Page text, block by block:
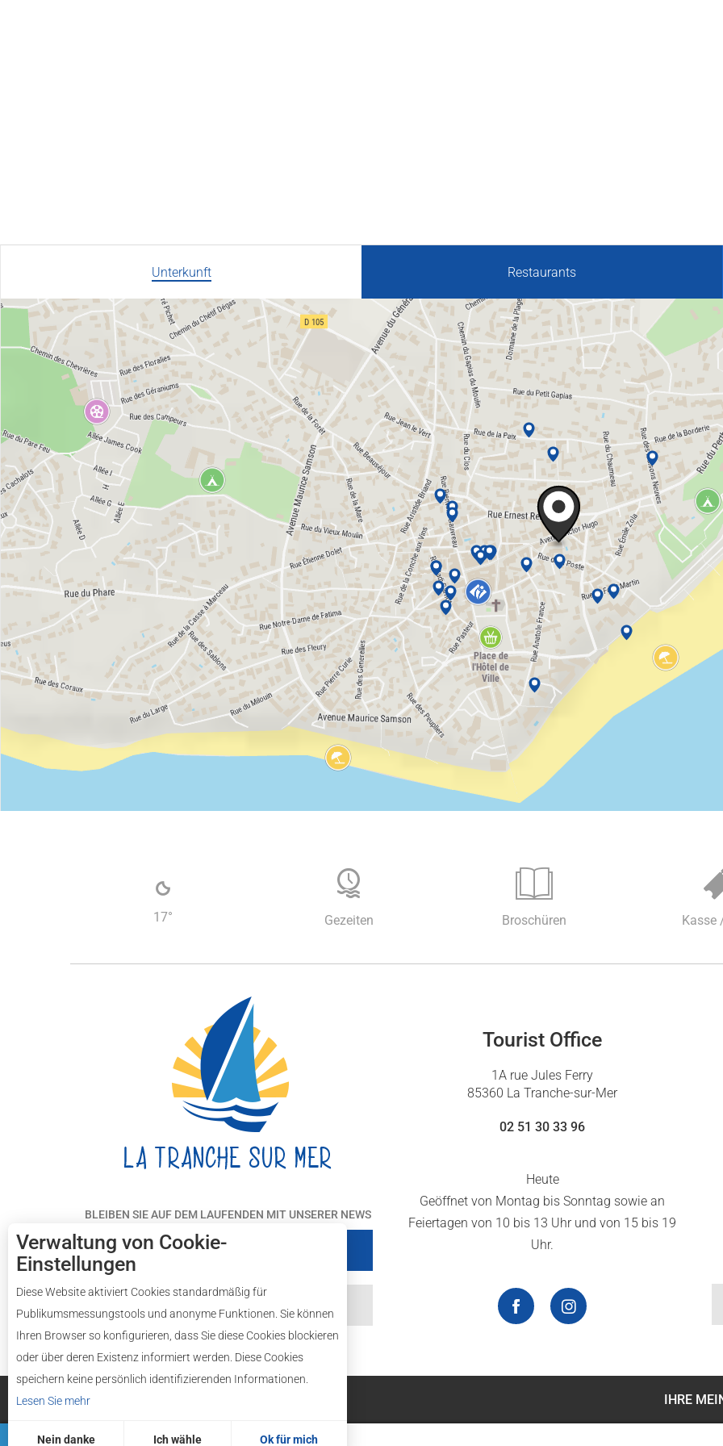
Unterkunft Restaurants
17° Gezeiten Broschüren Kasse
BLEIBEN SIE AUF DEM LAUFENDEN MIT UNSERER NEWS
Subscribe
kontaktieren Sie uns
Tourist Office
1A rue Jules Ferry
85360 La Tranche-sur-Mer
02 51 30 33 96
Heute
Geöffnet von Montag bis Sonntag sowie an
Feiertagen von 10 bis 13 Uhr und von 15 bis 19
Uhr.
Legal mentions IHRE
Verwaltung von Cookie-
Einstellungen
Diese Website aktiviert Cookies standardmäßig für
Publikumsmessungstools und anonyme Funktionen. Sie können
Ihren Browser so konfigurieren, dass Sie diese Cookies blockieren
oder über deren Existenz informiert werden. Diese Cookies
speichern keine persönlich identifizierenden Informationen.
Lesen Sie mehr
Nein danke Ich wähle Ok für mich